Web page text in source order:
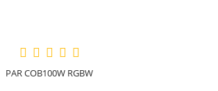
PAR COB100W RGBW